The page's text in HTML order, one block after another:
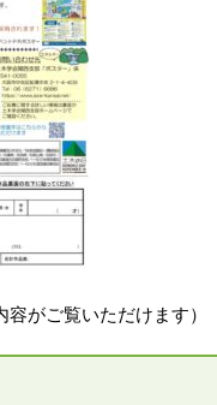
がご覧いただけます）